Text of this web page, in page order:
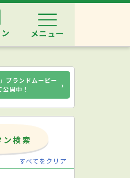
メニュー
ブランドムービー
開中！
›
すべてをクリア